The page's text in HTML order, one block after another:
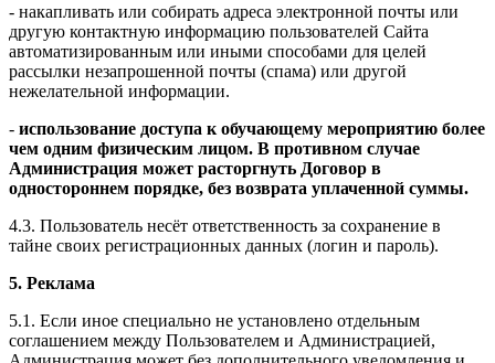
- накапливать или собирать адреса электронной почты или
другую контактную информацию пользователей Сайта
автоматизированным или иными способами для целей
рассылки незапрошенной почты (спама) или другой
нежелательной информации.
- использование доступа к обучающему мероприятию более
чем одним физическим лицом. В противном случае
Администрация может расторгнуть Договор в
одностороннем порядке, без возврата уплаченной суммы.
4.3. Пользователь несёт ответственность за сохранение в
тайне своих регистрационных данных (логин и пароль).
5. Реклама
5.1. Если иное специально не установлено отдельным
соглашением между Пользователем и Администрацией,